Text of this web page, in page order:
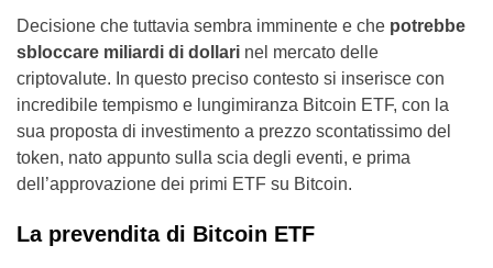
Decisione che tuttavia sembra imminente e che potrebbe
sbloccare miliardi di dollari nel mercato delle
criptovalute. In questo preciso contesto si inserisce con
incredibile tempismo e lungimiranza Bitcoin ETF, con la
sua proposta di investimento a prezzo scontatissimo del
token, nato appunto sulla scia degli eventi, e prima
dell’approvazione dei primi ETF su Bitcoin.
La prevendita di Bitcoin ETF